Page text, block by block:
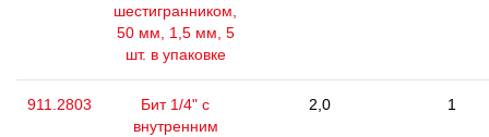
шестигранником,
50 мм, 1,5 мм, 5
шт. в упаковке
911.2803
Бит 1/4" с
внутренним
2,0 1